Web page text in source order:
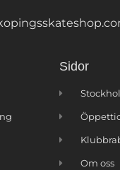
Sidor
Om oss